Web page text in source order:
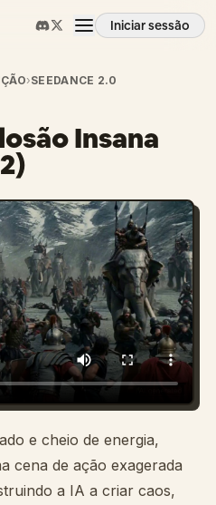
Iniciar sessão
›SEEDANCE 2.0
Insana
e cheio de energia,
cena de ação exagerada
a IA a criar caos,